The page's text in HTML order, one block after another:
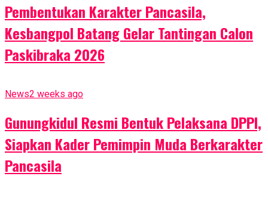
Pembentukan Karakter Pancasila,
Kesbangpol Batang Gelar Tantingan Calon
Paskibraka 2026
News2 weeks ago
Gunungkidul Resmi Bentuk Pelaksana DPPI,
Siapkan Kader Pemimpin Muda Berkarakter
Pancasila